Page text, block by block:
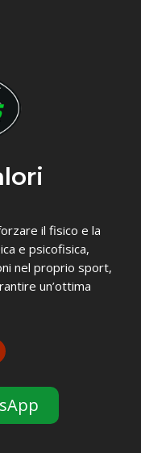
il fisico e la
e psicofisica,
nel proprio sport,
un’ottima